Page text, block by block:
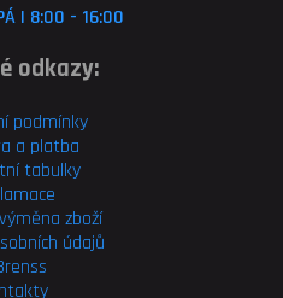
| 8:00 - 16:00
odkazy:
podmínky
a platba
tabulky
zboží
údajů